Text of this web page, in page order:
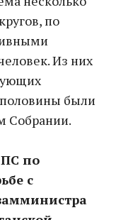
по
Из них
были
Собрании.
по
с